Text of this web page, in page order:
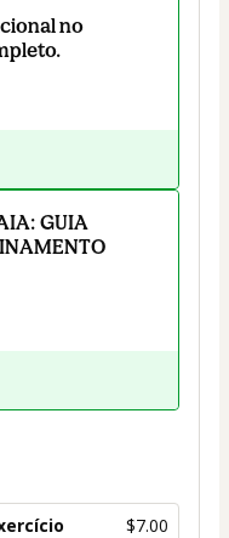
no
GUIA
$7.00